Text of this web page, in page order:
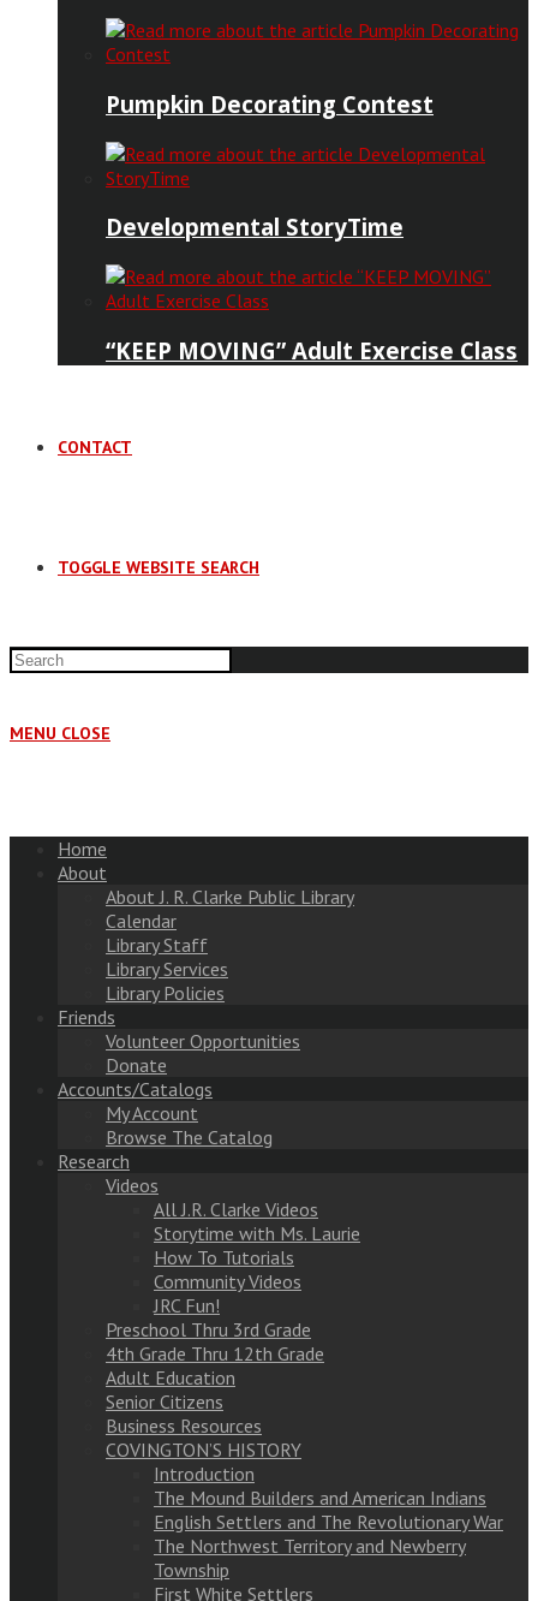
Pumpkin Decorating Contest
Developmental StoryTime
“KEEP MOVING” Adult Exercise Class
CONTACT
TOGGLE WEBSITE SEARCH
MENU CLOSE
Home
About
About J. R. Clarke Public Library
Calendar
Library Staff
Library Services
Library Policies
Friends
Volunteer Opportunities
Donate
Accounts/Catalogs
My Account
Browse The Catalog
Research
Videos
All J.R. Clarke Videos
Storytime with Ms. Laurie
How To Tutorials
Community Videos
JRC Fun!
Preschool Thru 3rd Grade
4th Grade Thru 12th Grade
Adult Education
Senior Citizens
Business Resources
COVINGTON’S HISTORY
Introduction
The Mound Builders and American Indians
English Settlers and The Revolutionary War
The Northwest Territory and Newberry
Township
First White Settlers